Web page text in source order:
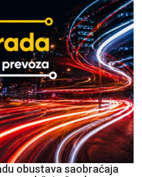
obustava saobraćaja